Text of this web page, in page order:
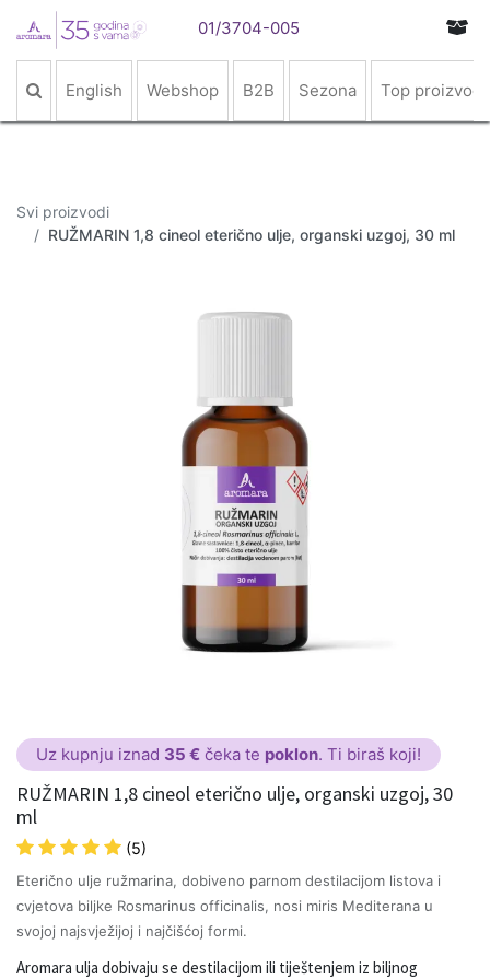
01/3704-005
English Webshop B2B Sezona Top proizvodi
Svi proizvodi
RUŽMARIN 1,8 cineol eterično ulje, organski uzgoj, 30 ml
Uz kupnju iznad 35 € čeka te poklon. Ti biraš koji!
RUŽMARIN 1,8 cineol eterično ulje, organski uzgoj, 30
ml
(5)
Eterično ulje ružmarina, dobiveno parnom destilacijom listova i
cvjetova biljke Rosmarinus officinalis, nosi miris Mediterana u
svojoj najsvježijoj i najčišćoj formi.
Aromara ulja dobivaju se destilacijom ili tiještenjem iz biljnog